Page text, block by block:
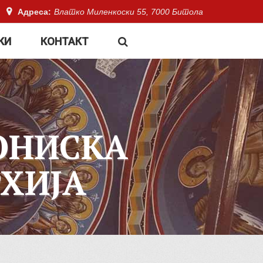
Адреса: Влатко Миленкоски 55, 7000 Битола
КОНТАКТ